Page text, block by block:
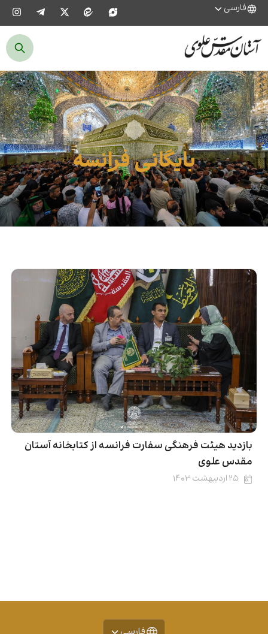
فارسی
بایگانی فرانسه
بازدید هیئت فرهنگی سفارت فرانسه از کتابخانه آستان
مقدس علوی
۲۵ اردیبهشت ۱۴۰۳